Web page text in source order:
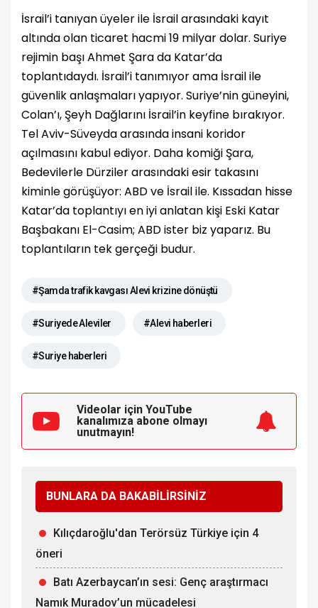
İsrail’i tanıyan üyeler ile İsrail arasındaki kayıt
altında olan ticaret hacmi 19 milyar dolar. Suriye
rejimin başı Ahmet Şara da Katar’da
toplantıdaydı. İsrail’i tanımıyor ama İsrail ile
güvenlik anlaşmaları yapıyor. Suriye’nin güneyini,
Colan’ı, Şeyh Dağlarını İsrail’in keyfine bırakıyor.
Tel Aviv-Süveyda arasında insani koridor
açılmasını kabul ediyor. Daha komiği Şara,
Bedevilerle Dürziler arasındaki esir takasını
kiminle görüşüyor: ABD ve İsrail ile. Kıssadan hisse
Katar’da toplantıyı en iyi anlatan kişi Eski Katar
Başbakanı El-Casim; ABD ister biz yaparız. Bu
toplantıların tek gerçeği budur.
#Şamda trafik kavgası Alevi krizine dönüştü
#Suriyede Aleviler #Alevi haberleri
#Suriye haberleri
Videolar için YouTube
kanalımıza abone olmayı
unutmayın!
BUNLARA DA BAKABİLİRSİNİZ
Kılıçdaroğlu'dan Terörsüz Türkiye için 4
öneri
Batı Azerbaycan’ın sesi: Genç araştırmacı
Namık Muradov’un mücadelesi